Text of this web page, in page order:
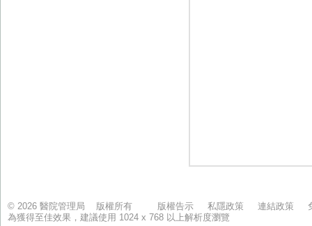
© 2026 醫院管理局 版權所有 版權告示 私隱政策 連結政策
為獲得至佳效果，建議使用 1024 x 768 以上解析度瀏覽